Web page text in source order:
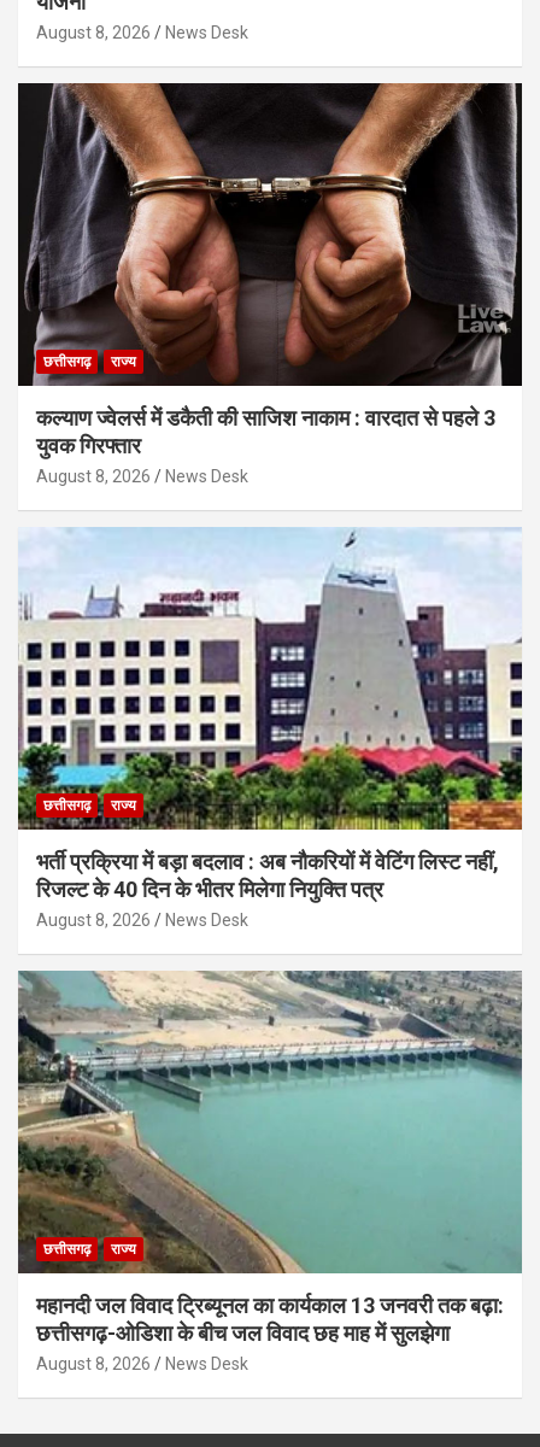
August 8, 2026 News Desk
छत्तीसगढ़ राज्य
कल्याण ज्वेलर्स में डकैती की साजिश नाकाम : वारदात से पहले 3
युवक गिरफ्तार
August 8, 2026 News Desk
छत्तीसगढ़ राज्य
भर्ती प्रक्रिया में बड़ा बदलाव : अब नौकरियों में वेटिंग लिस्ट नहीं,
रिजल्ट के 40 दिन के भीतर मिलेगा नियुक्ति पत्र
August 8, 2026 News Desk
छत्तीसगढ़ राज्य
महानदी जल विवाद ट्रिब्यूनल का कार्यकाल 13 जनवरी तक बढ़ा:
छत्तीसगढ़-ओडिशा के बीच जल विवाद छह माह में सुलझेगा
August 8, 2026 News Desk